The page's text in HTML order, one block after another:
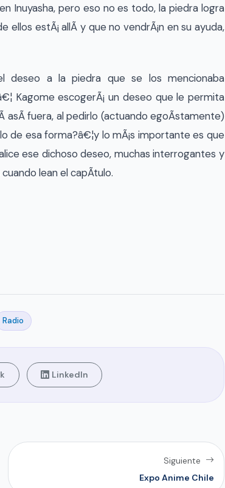
Inuyasha, pero eso no es todo, la piedra logra
ellos estÃ¡ allÃ­ y que no vendrÃ¡n en su ayuda,
deseo a la piedra que se los mencionaba
Kagome escogerÃ¡ un deseo que le permita
asÃ­ fuera, al pedirlo (actuando egoÃ­stamente)
de esa forma?â€¦y lo mÃ¡s importante es que
ese dichoso deseo, muchas interrogantes y
lean el capÃ­tulo.
Radio
LinkedIn
Siguiente
Expo Anime Chile